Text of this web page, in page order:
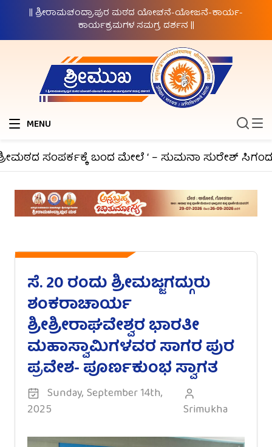
|| ಶ್ರೀರಾಮಚಂದ್ರಾಪುರ ಮಠದ ಯೋಚನೆ-ಯೋಜನೆ-ಕಾರ್ಯ-
ಕಾರ್ಯಕ್ರಮಗಳ ಸಮಗ್ರ ದರ್ಶನ ||
MENU
ಸಂಪರ್ಕಕ್ಕೆ ಬಂದ ಮೇಲೆ ‘ – ಸುಮನಾ ಸುರೇಶ್
ಸೆ. 20 ರಂದು ಶ್ರೀಮಜ್ಜಗದ್ಗುರು
ಶಂಕರಾಚಾರ್ಯ
ಶ್ರೀಶ್ರೀರಾಘವೇಶ್ವರ ಭಾರತೀ
ಮಹಾಸ್ವಾಮಿಗಳವರ ಸಾಗರ ಪುರ
ಪ್ರವೇಶ- ಪೂರ್ಣಕುಂಭ ಸ್ವಾಗತ
Sunday, September 14th,
2025
Srimukha